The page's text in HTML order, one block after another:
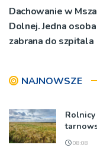
Dachowanie w
Dolnej. Jedna osoba
zabrana do szpitala
NAJNOWSZE
08:08